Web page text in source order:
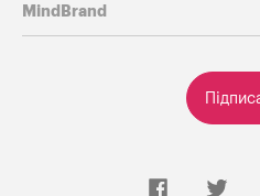
MindBrand